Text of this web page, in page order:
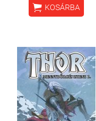
 KOSÁRBA